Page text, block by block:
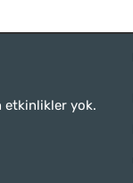
etkinlikler yok.